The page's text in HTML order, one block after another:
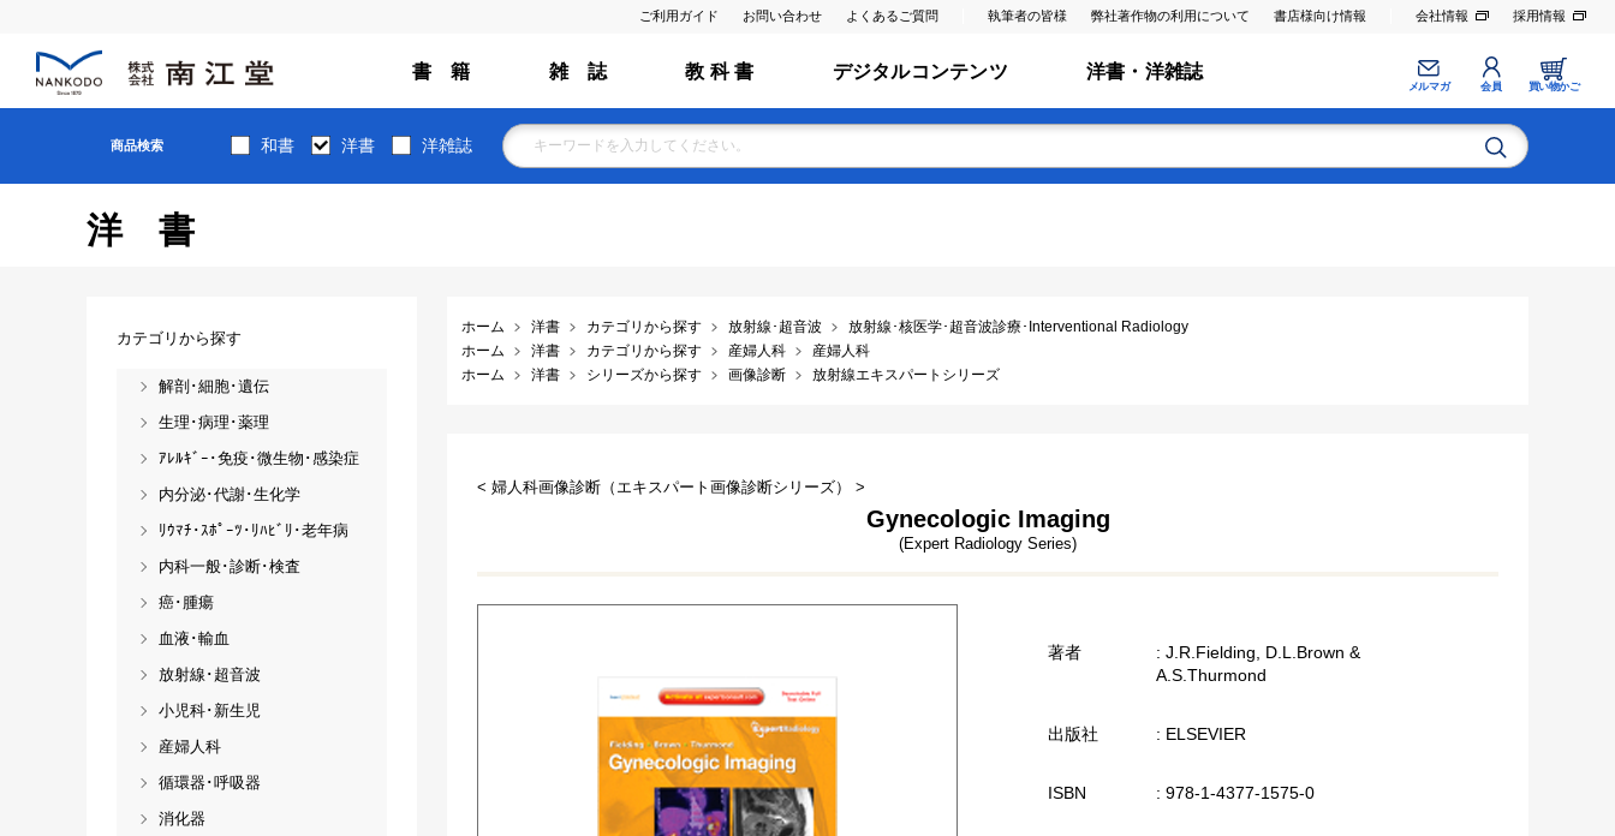
ご利用ガイド お問い合わせ よくあるご質問 執筆者の皆様 弊社著作物の利用について 書店様向け情報 会社情報 採用情報
書 籍 雑 誌 教 科 書 デジタルコンテンツ 洋書・洋雑誌
メルマガ 会員 買い物かご
商品検索 和書 洋書 洋雑誌
洋書
ホーム 洋書 カテゴリから探す 放射線･超音波
放射線･核医学･超音波診療･Interventional Radiology
ホーム
洋書 カテゴリから探す 産婦人科
産婦人科
ホーム
洋書 シリーズから探す 画像診断 放射線エキスパートシリーズ
< 婦人科画像診断（エキスパート画像診断シリーズ） >
Gynecologic Imaging
(Expert Radiology Series)
著者
: J.R.Fielding, D.L.Brown &
A.S.Thurmond
出版社 : ELSEVIER
ISBN : 978-1-4377-1575-0
カテゴリから探す
解剖･細胞･遺伝
生理･病理･薬理
ｱﾚﾙｷﾞｰ･免疫･微生物･感染症
内分泌･代謝･生化学
ﾘｳﾏﾁ･ｽﾎﾟｰﾂ･ﾘﾊﾋﾞﾘ･老年病
内科一般･診断･検査
癌･腫瘍
血液･輸血
放射線･超音波
小児科･新生児
産婦人科
循環器･呼吸器
消化器